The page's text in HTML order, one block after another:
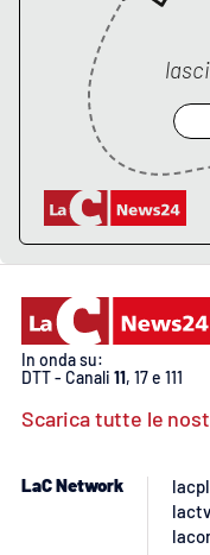
PROGETTI
SPECIALI
Buona Sanità
CALABRIAVISIONE
Destinazioni
Eventi
Food
Storie
In onda su:
DTT - Canali 11, 17 e 111
Scarica tutte le
LaC Network